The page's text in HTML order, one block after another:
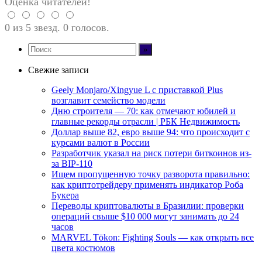
0 из 5 звезд. 0 голосов.
Свежие записи
Geely Monjaro/Xingyue L с приставкой Plus
возглавит семейство модели
Дню строителя — 70: как отмечают юбилей и
главные рекорды отрасли | РБК Недвижимость
Доллар выше 82, евро выше 94: что происходит с
курсами валют в России
Разработчик указал на риск потери биткоинов из-
за BIP-110
Ищем пропущенную точку разворота правильно:
как криптотрейдеру применять индикатор Роба
Букера
Переводы криптовалюты в Бразилии: проверки
операций свыше $10 000 могут занимать до 24
часов
MARVEL Tōkon: Fighting Souls — как открыть все
цвета костюмов